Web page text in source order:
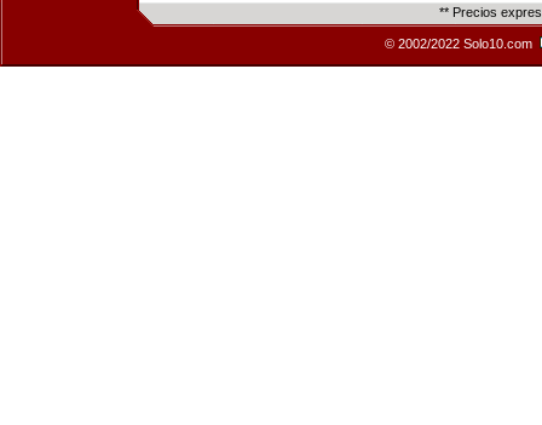
** Precios
© 2002/2022 Solo10.com